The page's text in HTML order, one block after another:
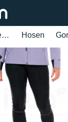
Bekleidung Hosen